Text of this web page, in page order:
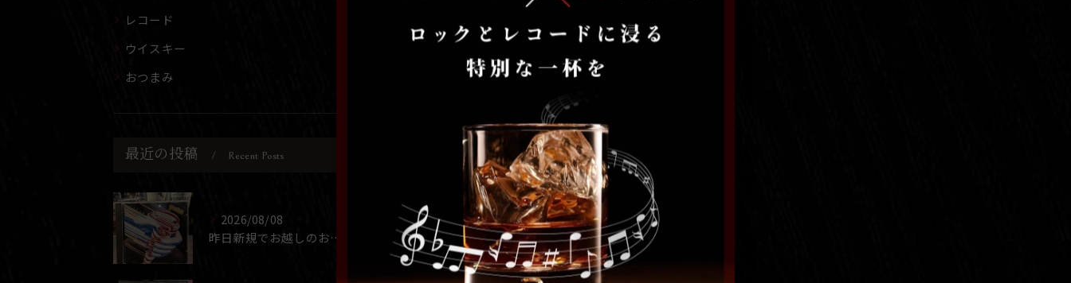
レコード
ウイスキー
おつまみ
最近の投稿 Recent Posts
2026/08/08
昨日新規でお越しのお客さま